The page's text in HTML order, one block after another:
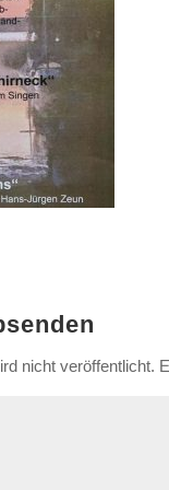
nicht veröffentlicht.